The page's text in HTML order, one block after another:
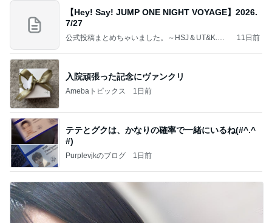
【Hey! Say! JUMP ONE NIGHT VOYAGE】2026.
7/27
公式投稿まとめちゃいました。～HSJ＆UT&K.O.
11日前
入院頑張った記念にヴァンクリ
Amebaトピックス 1日前
テテとグクは、かなりの確率で一緒にいるね(#^.^
#)
Purplevjkのブログ 1日前